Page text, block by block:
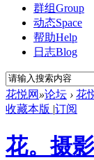
群组Group
动态Space
帮助Help
日志Blog
花悦网 »论坛 › 花
收藏本版 |订阅
花。摄影